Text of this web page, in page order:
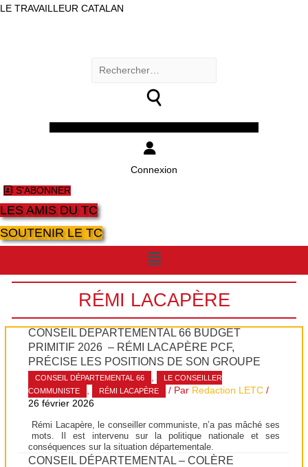
LE TRAVAILLEUR CATALAN
Rechercher :
Connexion
S'ABONNER
LES AMIS DU TC
SOUTENIR LE TC
Menu
RÉMI LACAPÈRE
CONSEIL DÉPARTEMENTAL 66 BUDGET
PRIMITIF 2026 – RÉMI LACAPÈRE PCF,
PRÉCISE LES POSITIONS DE SON GROUPE
CONSEIL DÉPARTEMENTAL 66 ,
LE CONSEILLER
COMMUNISTE
, RÉMI LACAPÈRE / Par Redaction LETC /
26 février 2026
Rémi Lacapère, le conseiller communiste, n’a pas mâché ses
mots. Il est intervenu sur la politique nationale et ses
conséquences sur la situation départementale.
CONSEIL DÉPARTEMENTAL – COLÈRE